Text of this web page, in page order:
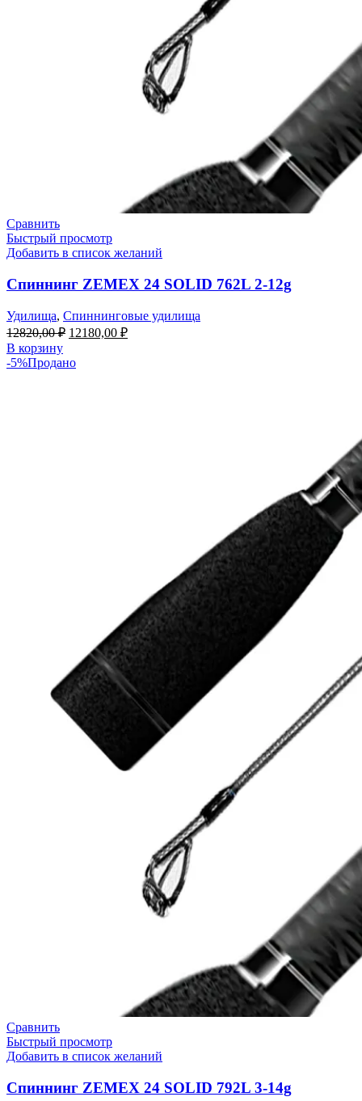
Сравнить
Быстрый просмотр
Добавить в список желаний
Спиннинг ZEMEX 24 SOLID 762L 2-12g
Удилища, Спиннинговые удилища
12820,00₽ 12180,00 ₽
В корзину
-5%Продано
Сравнить
Быстрый просмотр
Добавить в список желаний
Спиннинг ZEMEX 24 SOLID 792L 3-14g